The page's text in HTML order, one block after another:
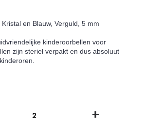
Kristal en Blauw, Verguld, 5 mm
kinderoorbellen voor
zijn steriel verpakt en dus absoluut
+